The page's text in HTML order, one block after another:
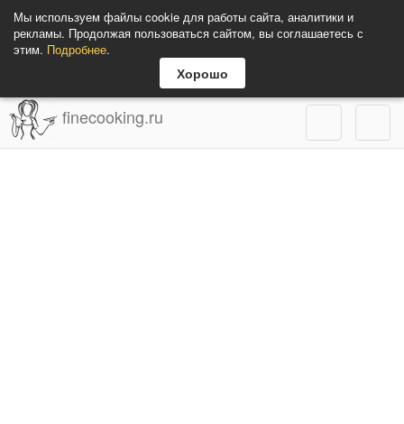
Мы используем файлы cookie для работы сайта, аналитики и
рекламы. Продолжая пользоваться сайтом, вы соглашаетесь с
этим. Подробнее.
Хорошо
finecooking.ru